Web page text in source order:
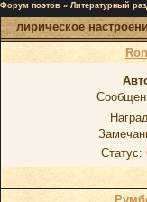
Форум поэтов » Литературный
лирическое
Статус: